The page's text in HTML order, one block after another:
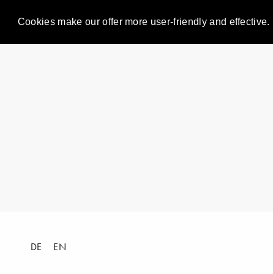
Cookies make our offer more user-friendly and
DE EN